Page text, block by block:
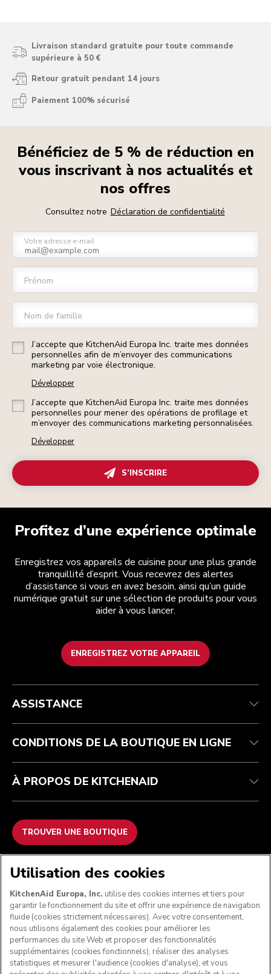
Livraison standard gratuite pour toute commande
supérieure à 50 €
Retour gratuit pendant 14 jours
Paiement 100% sécurisé
Bénéficiez de 5 % de réduction en
vous inscrivant à nos actualités et
nos offres
Consultez notre Déclaration de confidentialité
Votre adresse e-mail
Prénom
Nom de famille
J’accepte que KitchenAid Europa Inc. traite mes données
personnelles afin de m’envoyer des communications
marketing par voie électronique.
Développer
J’accepte que KitchenAid Europa Inc. traite mes données
personnelles pour mener des opérations de profilage et
m’envoyer des communications marketing personnalisées.
Développer
S’INSCRIRE
Profitez d’une expérience optimale
Enregistrez vos appareils de cuisine pour une plus grande
tranquillité d’esprit. Vous recevrez des alertes
d’assistance si vous en avez besoin, ainsi qu’un guide
numérique gratuit sur une sélection de produits pour vous
aider à vous lancer.
ENREGISTREZ VOTRE APPAREIL
Health Check
Suivez votre commande
Garantie et documents
Recupel
Conditions générales de vente
Retours et remboursements
Imprint
ODR
La marque
Trouver une boutique
ASSISTANCE
CONDITIONS DE LA BOUTIQUE EN LIGNE
À PROPOS DE KITCHENAID
TROUVER UNE BOUTIQUE
NOUS ACCEPTONS
SUIVEZ-NOUS
Utilisation des cookies
KitchenAid Europa, Inc. utilise des cookies internes et tiers pour
garantir le fonctionnement du site et offrir une expérience de navigation
fluide (cookies strictement nécessaires). Avec votre consentement,
nous utilisons également des cookies pour améliorer les
performances du site Web et proposer des fonctionnalités
supplémentaires (cookies fonctionnels), réaliser des analyses
statistiques et mesurer l'audience (cookies d'analyse), et vous